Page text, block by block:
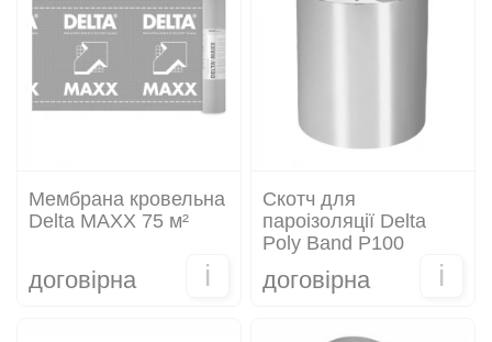
Мембрана кровельна
Delta MAXX 75 м²
договірна i
Скотч для
пароізоляції Delta
Poly Band P100
договірна i